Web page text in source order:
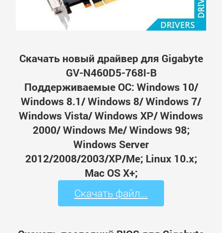
Скачать новый драйвер для Gigabyte
GV-N460D5-768I-B
Поддерживаемые ОС: Windows 10/
Windows 8.1/ Windows 8/ Windows 7/
Windows Vista/ Windows XP/ Windows
2000/ Windows Me/ Windows 98;
Windows Server
2012/2008/2003/XP/Me; Linux 10.x;
Mac OS X+;
Скачать файл...